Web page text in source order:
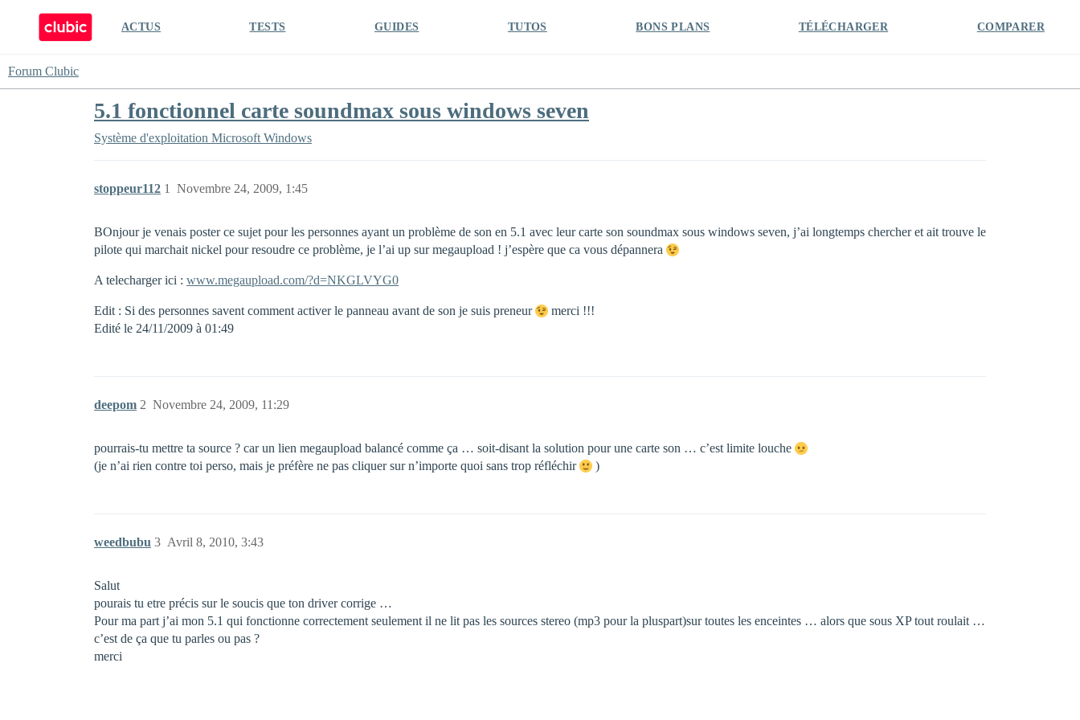
ACTUS TESTS GUIDES TUTOS BONS PLANS TÉLÉCHARGER COMPARER
Forum Clubic
5.1 fonctionnel carte soundmax sous windows seven
Système d'exploitation Microsoft Windows
stoppeur112 Novembre 24, 2009, 1:45
1
BOnjour je venais poster ce sujet pour les personnes ayant un problème de son en 5.1 avec leur carte son soundmax sous windows seven, j’ai longtemps chercher et ait trouve le
pilote qui marchait nickel pour resoudre ce problème, je l’ai up sur megaupload ! j’espère que ca vous dépannera
A telecharger ici : www.megaupload.com/?d=NKGLVYG0
Edit : Si des personnes savent comment activer le panneau avant de son je suis preneur
merci !!!
Edité le 24/11/2009 à 01:49
deepom Novembre 24, 2009, 11:29
2
pourrais-tu mettre ta source ? car un lien megaupload balancé comme ça … soit-disant la solution pour une carte son … c’est limite louche
(je n’ai rien contre toi perso, mais je préfère ne pas cliquer sur n’importe quoi sans trop réfléchir
)
weedbubu Avril 8, 2010, 3:43
3
Salut
pourais tu etre précis sur le soucis que ton driver corrige …
Pour ma part j’ai mon 5.1 qui fonctionne correctement seulement il ne lit pas les sources stereo (mp3 pour la pluspart)sur toutes les enceintes … alors que sous XP tout roulait …
c’est de ça que tu parles ou pas ?
merci